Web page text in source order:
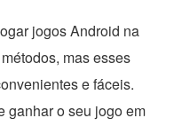
jogos Android na
mas esses
e fáceis.
ganhar o seu jogo em